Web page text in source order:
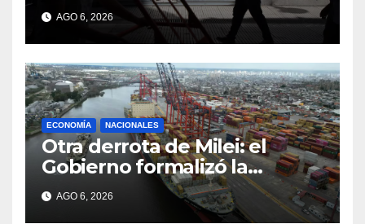
AGO 6, 2026
ECONOMÍA NACIONALES
Otra derrota de Milei: el
Gobierno formalizó la
marcha atrás con la
desregulación del practicaje
AGO 6, 2026